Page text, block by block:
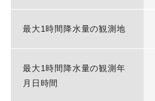
最大1時間降水量の観測地
最大1時間降水量の観測年
月日時間